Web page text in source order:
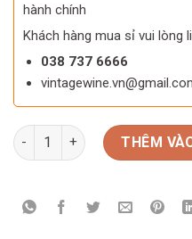
hành chính
Khách hàng mua sỉ vui lòng
038 737 6666
Rượu vang La Sancive
THÊM